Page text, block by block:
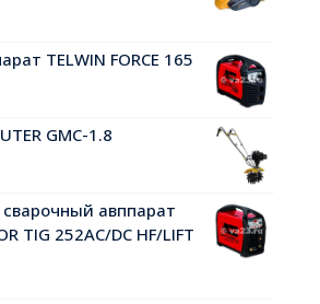
TELWIN FORCE 165
GMC-1.8
авппарат
TIG 252AC/DC HF/LIFT